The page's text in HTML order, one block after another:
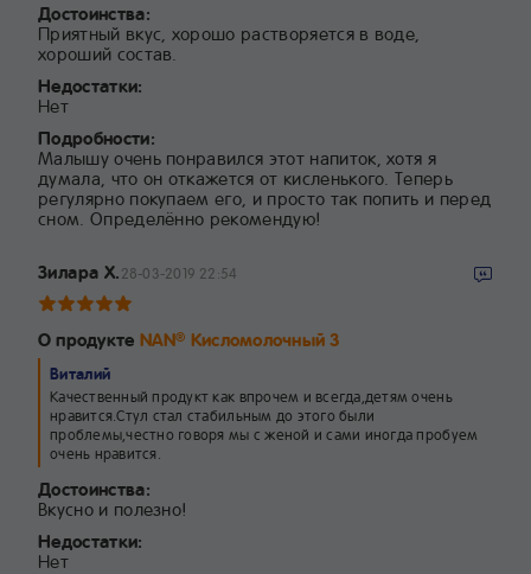
Достоинства:
Приятный вкус, хорошо растворяется в воде,
хороший состав.
Недостатки:
Нет
Подробности:
Малышу очень понравился этот напиток, хотя я
думала, что он откажется от кисленького. Теперь
регулярно покупаем его, и просто так попить и перед
сном. Определённо рекомендую!
Зилара Х.28-03-2019 22:54
О продукте NAN® Кисломолочный 3
Виталий
Качественный продукт как впрочем и всегда,детям очень
нравится.Стул стал стабильным до этого были
проблемы,честно говоря мы с женой и сами иногда пробуем
очень нравится.
Достоинства:
Вкусно и полезно!
Недостатки:
Нет